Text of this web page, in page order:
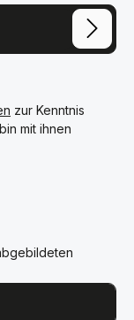
zur Kenntnis
mit ihnen